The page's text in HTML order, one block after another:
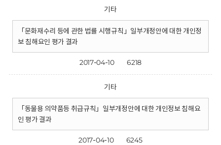
기타
「문화재수리 등에 관한 법률 시행규칙」일부개정안에 대한 개인정
보 침해요인 평가 결과
2017-04-10 6218
기타
「동물용 의약품등 취급규칙」일부개정안에 대한 개인정보 침해요
인 평가 결과
2017-04-10 6245